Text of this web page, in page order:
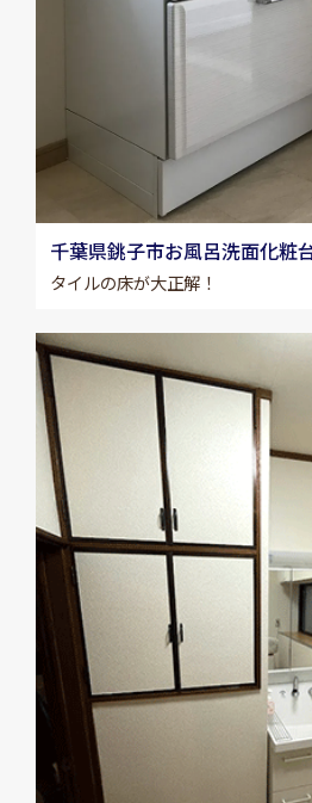
千葉県銚子市お風呂洗面化粧
タイルの床が大正解！